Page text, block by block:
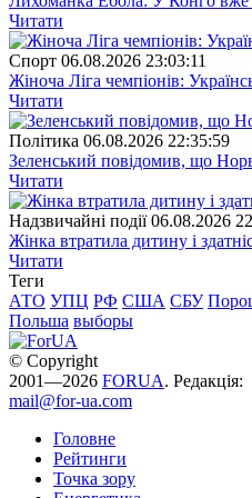
Читати
Спорт 06.08.2026 23:03:11
Жіноча Ліга чемпіонів:
Читати
Полiтика 06.08.2026 22:35:59
Зеленський повідомив, що
Читати
Надзвичайні події 06.08.2026
Жінка втратила дитину і
Читати
Теги
АТО УПЦ РФ США СБУ
Польша выборы
© Copyright
2001—2026 FORUA. Редакція:
mail@for-ua.com
Головне
Рейтинги
Точка зору